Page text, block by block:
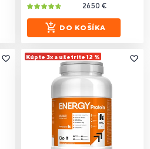
26.50 €
DO KOŠÍKA
Kúpte 3x a ušetrite 12 %